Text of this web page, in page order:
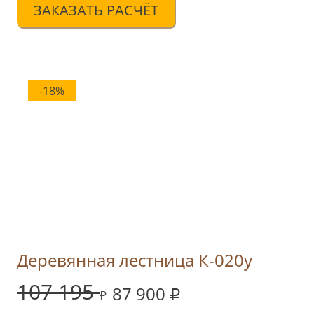
ЗАКАЗАТЬ РАСЧЁТ
-18%
Деревянная лестница К-020у
107 195 87 900